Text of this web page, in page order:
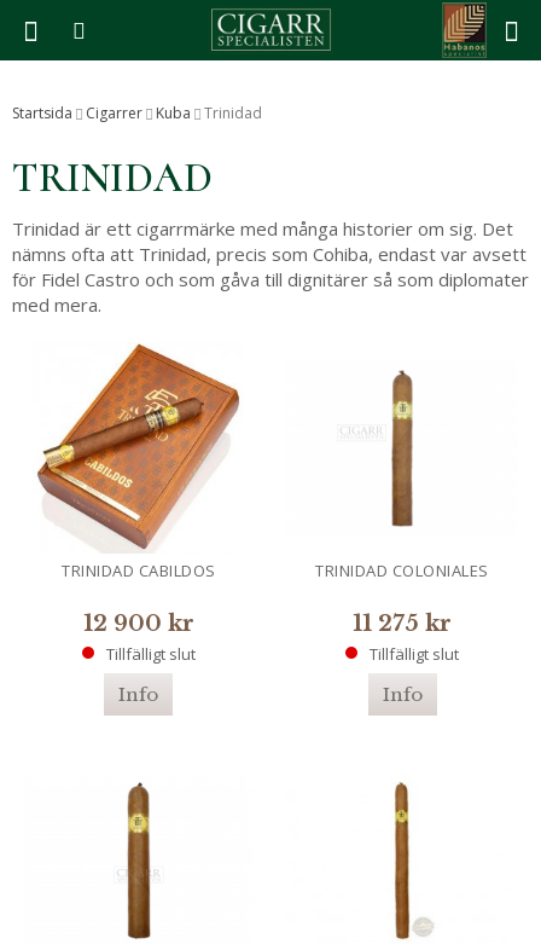
Produkten har blivit tillagd i varukorgen
Startsida Cigarrer Kuba Trinidad
TRINIDAD
Trinidad är ett cigarrmärke med många historier om sig. Det
nämns ofta att Trinidad, precis som Cohiba, endast var avsett
för Fidel Castro och som gåva till dignitärer så som diplomater
med mera.
TRINIDAD CABILDOS
12 900 kr
Tillfälligt slut
Info
TRINIDAD COLONIALES
11 275 kr
Tillfälligt slut
Info